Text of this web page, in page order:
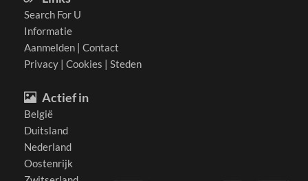
Search For U
Informatie
Aanmelden | Contact
Privacy | Cookies | Steden
Actief in
België
Duitsland
Nederland
Oostenrijk